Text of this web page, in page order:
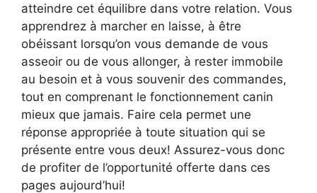
atteindre cet équilibre dans votre relation. Vous
apprendrez à marcher en laisse, à être
obéissant lorsqu’on vous demande de vous
asseoir ou de vous allonger, à rester immobile
au besoin et à vous souvenir des commandes,
tout en comprenant le fonctionnement canin
mieux que jamais. Faire cela permet une
réponse appropriée à toute situation qui se
présente entre vous deux! Assurez-vous donc
de profiter de l’opportunité offerte dans ces
pages aujourd’hui!